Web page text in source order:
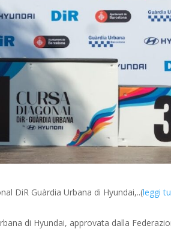
DiR Guàrdia Urbana di Hyundai,..(leggi
di Hyundai, approvata dalla